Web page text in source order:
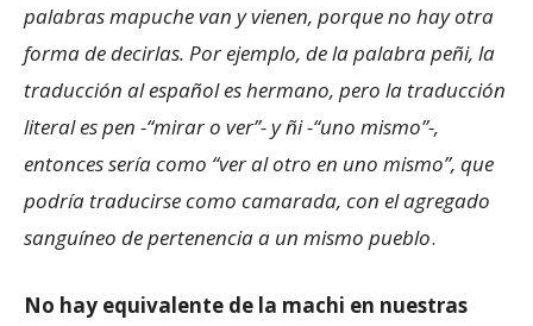
palabras mapuche van y vienen, porque no hay otra
forma de decirlas. Por ejemplo, de la palabra peñi, la
traducción al español es hermano, pero la traducción
literal es pen -“mirar o ver”- y ñi -“uno mismo”-,
entonces sería como “ver al otro en uno mismo”, que
podría traducirse como camarada, con el agregado
sanguíneo de pertenencia a un mismo pueblo.
No hay equivalente de la machi en nuestras